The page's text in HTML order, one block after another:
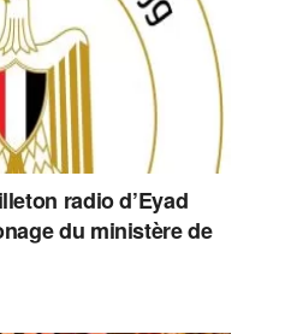
radio d’Eyad
du ministère de